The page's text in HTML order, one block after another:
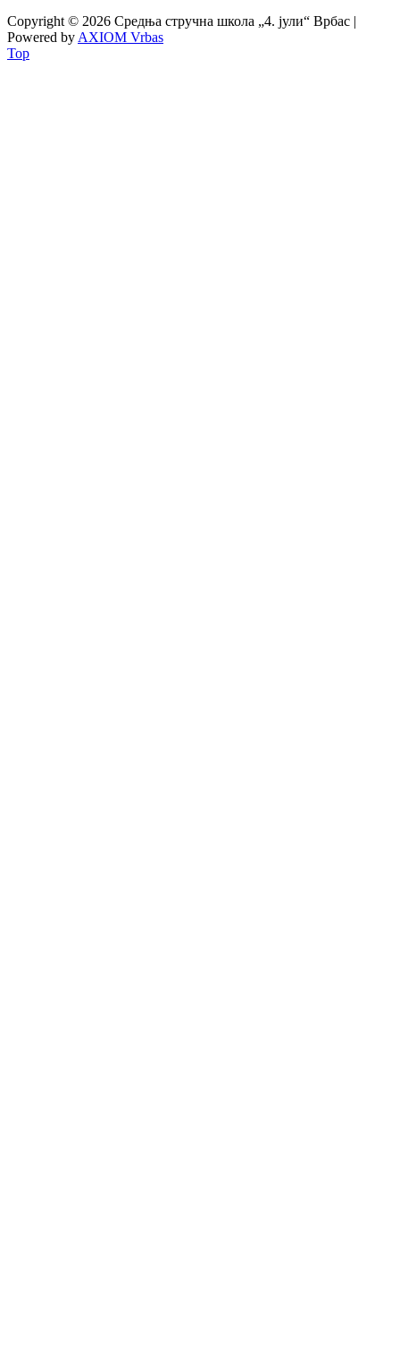
Copyright © 2026 Средња стручна школа „4. јули“ Врбас |
Powered by AXIOM Vrbas
Top